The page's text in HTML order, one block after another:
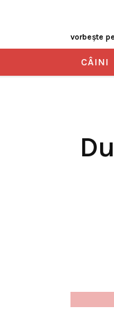
vorbeşte
CÂINI